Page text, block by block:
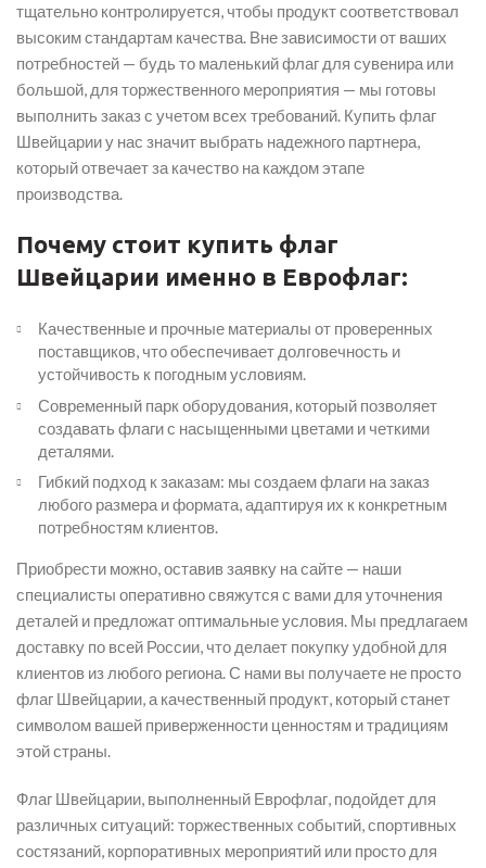
тщательно контролируется, чтобы продукт соответствовал
высоким стандартам качества. Вне зависимости от ваших
потребностей — будь то маленький флаг для сувенира или
большой, для торжественного мероприятия — мы готовы
выполнить заказ с учетом всех требований. Купить флаг
Швейцарии у нас значит выбрать надежного партнера,
который отвечает за качество на каждом этапе
производства.
Почему стоит купить флаг
Швейцарии именно в Еврофлаг:
Качественные и прочные материалы от проверенных
поставщиков, что обеспечивает долговечность и
устойчивость к погодным условиям.
Современный парк оборудования, который позволяет
создавать флаги с насыщенными цветами и четкими
деталями.
Гибкий подход к заказам: мы создаем флаги на заказ
любого размера и формата, адаптируя их к конкретным
потребностям клиентов.
Приобрести можно, оставив заявку на сайте — наши
специалисты оперативно свяжутся с вами для уточнения
деталей и предложат оптимальные условия. Мы предлагаем
доставку по всей России, что делает покупку удобной для
клиентов из любого региона. С нами вы получаете не просто
флаг Швейцарии, а качественный продукт, который станет
символом вашей приверженности ценностям и традициям
этой страны.
Флаг Швейцарии, выполненный Еврофлаг, подойдет для
различных ситуаций: торжественных событий, спортивных
состязаний, корпоративных мероприятий или просто для